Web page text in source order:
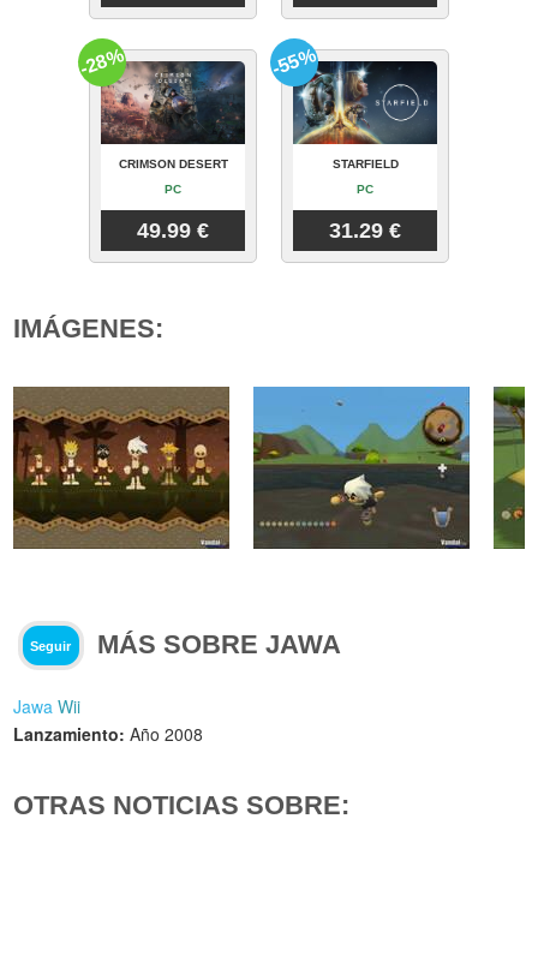
CRIMSON DESERT
PC
49.99 €
-28%
STARFIELD
PC
31.29 €
-55%
IMÁGENES:
Seguir MÁS SOBRE JAWA
Jawa Wii
Lanzamiento: Año 2008
OTRAS NOTICIAS SOBRE: